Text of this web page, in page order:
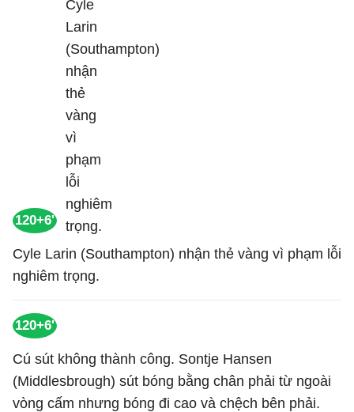
120+6'
Cyle Larin (Southampton) nhận thẻ vàng vì phạm lỗi
nghiêm trọng.
120+6'
Cú sút không thành công. Sontje Hansen
(Middlesbrough) sút bóng bằng chân phải từ ngoài
vòng cấm nhưng bóng đi cao và chệch bên phải.